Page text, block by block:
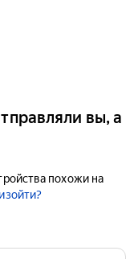
вы, а
похожи на